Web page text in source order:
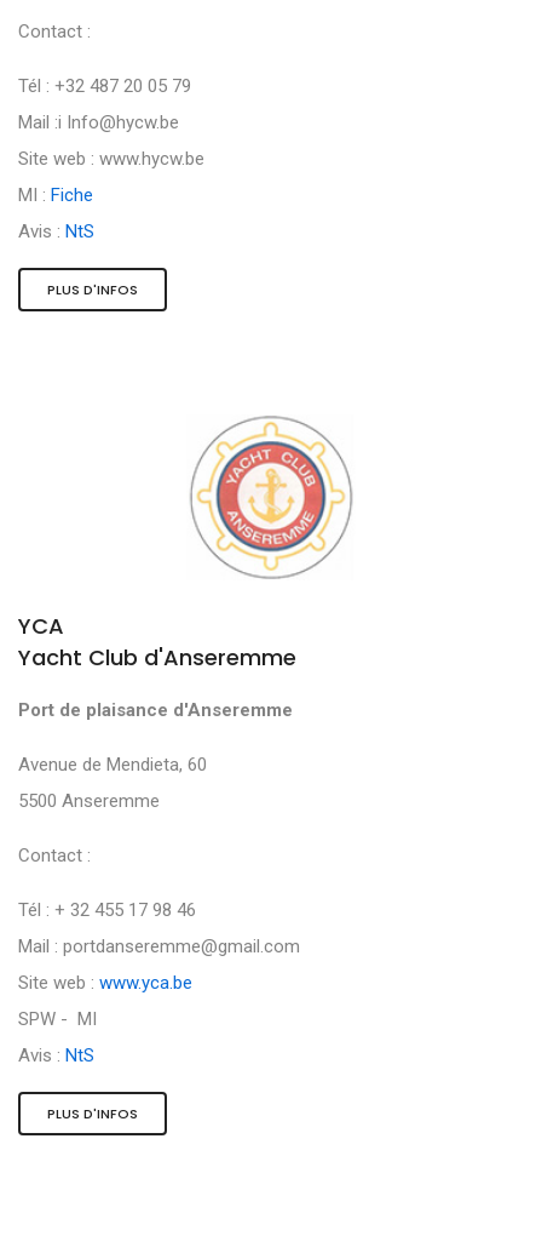
Contact :
Tél : +32 487 20 05 79
Mail :i Info@hycw.be
Site web : www.hycw.be
MI : Fiche
Avis : NtS
PLUS D'INFOS
YCA
Yacht Club d'Anseremme
Port de plaisance d'Anseremme
Avenue de Mendieta, 60
5500 Anseremme
Contact :
Tél : + 32 455 17 98 46
Mail : portdanseremme@gmail.com
Site web : www.yca.be
SPW - MI
Avis : NtS
PLUS D'INFOS